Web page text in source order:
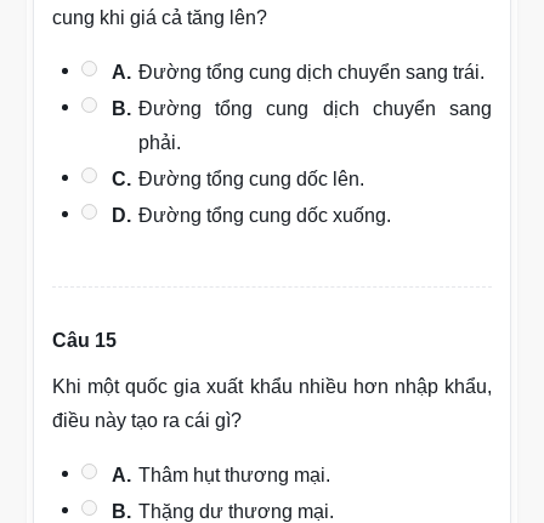
cung khi giá cả tăng lên?
A. Đường tổng cung dịch chuyển sang trái.
B. Đường tổng cung dịch chuyển sang
phải.
C. Đường tổng cung dốc lên.
D. Đường tổng cung dốc xuống.
Câu 15
Khi một quốc gia xuất khẩu nhiều hơn nhập khẩu,
điều này tạo ra cái gì?
A. Thâm hụt thương mại.
B. Thặng dư thương mại.